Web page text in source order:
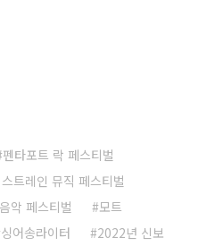
펜타포트 락 페스티벌
트레인 뮤직 페스티벌
음악 페스티벌
모트
싱어송라이터
2022년 신보